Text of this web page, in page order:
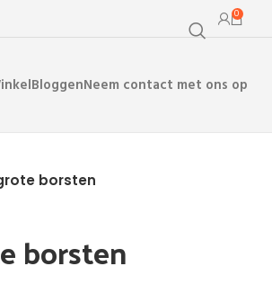
0
BloggenNeem contact met ons op
borsten
borsten